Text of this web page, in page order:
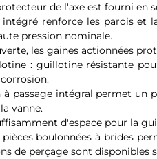
de l'axe est fourni en
intégré renforce les parois et
pression nominale.
les gaines actionnées
: guillotine résistante
à passage intégral permet un
vanne.
d'espace pour la
pièces boulonnées à brides
de perçage sont disponibles